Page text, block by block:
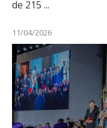
de 215 ...
11/04/2026